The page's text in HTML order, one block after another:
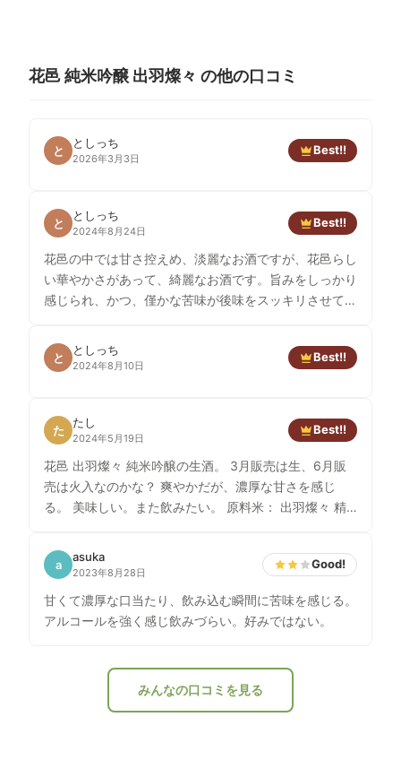
花邑 純米吟醸 出羽燦々 の他の口コミ
と
としっち
2026年3月3日
Best!!
と
としっち
2024年8月24日
Best!!
花邑の中では甘さ控えめ、淡麗なお酒ですが、花邑らし
い華やかさがあって、綺麗なお酒です。旨みをしっかり
感じられ、かつ、僅かな苦味が後味をスッキリさせてく
と
としっち
2024年8月10日
Best!!
た
たし
2024年5月19日
Best!!
花邑 出羽燦々 純米吟醸の生酒。 3月販売は生、6月販
売は火入なのかな？ 爽やかだが、濃厚な甘さを感じ
る。 美味しい。また飲みたい。 原料米： 出羽燦々 精
度： 1.4
a
asuka
2023年8月28日
Good!
甘くて濃厚な口当たり、飲み込む瞬間に苦味を感じる。
アルコールを強く感じ飲みづらい。好みではない。
みんなの口コミを見る